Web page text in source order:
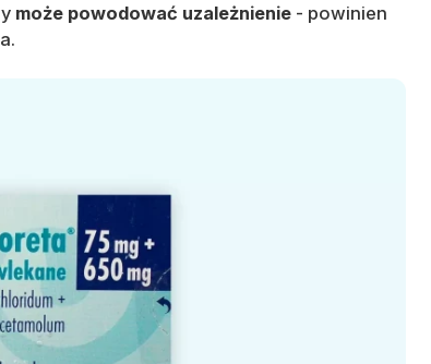
może powodować uzależnienie - powinien